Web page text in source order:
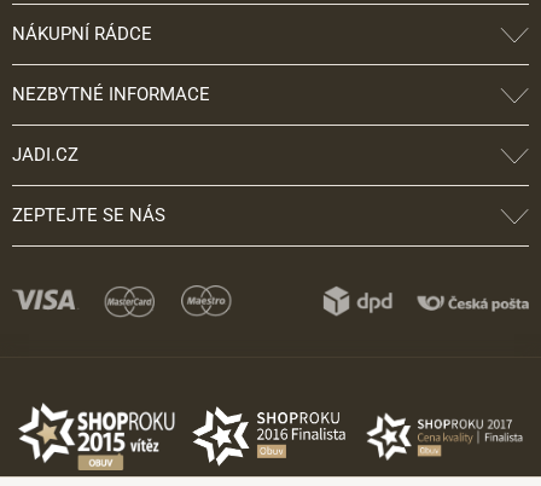
NÁKUPNÍ RÁDCE
NEZBYTNÉ INFORMACE
JADI.CZ
ZEPTEJTE SE NÁS